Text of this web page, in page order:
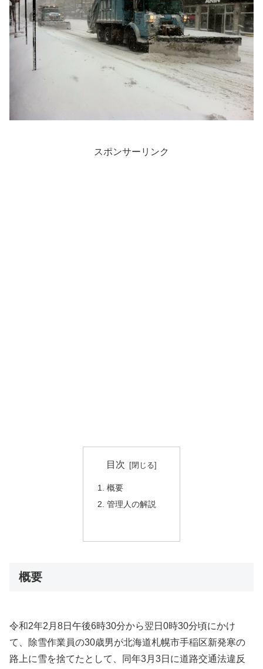
スポンサーリンク
目次
概要
管理人の解説
概要
令和2年2月8日午後6時30分から翌日0時30分頃にかけ
て、除雪作業員の30歳男が北海道札幌市手稲区新発寒の
路上に雪を捨てたとして、同年3月3日に道路交通法違反